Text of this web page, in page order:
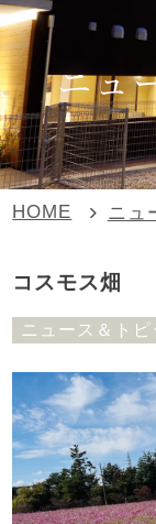
ニュ
HOME ニュ
コスモス畑
ニュース＆トピ